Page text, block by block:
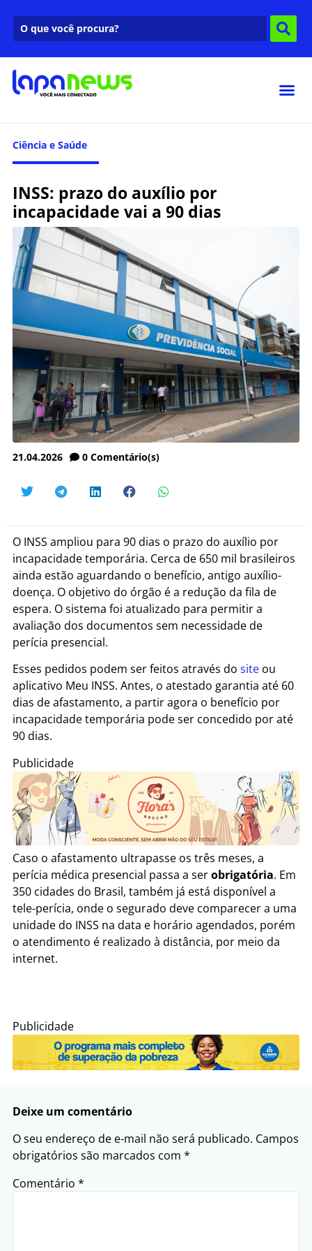
Ciência e Saúde
INSS: prazo do auxílio por
incapacidade vai a 90 dias
21.04.2026 0 Comentário(s)
O INSS ampliou para 90 dias o prazo do auxílio por
incapacidade temporária. Cerca de 650 mil brasileiros
ainda estão aguardando o benefício, antigo auxílio-
doença. O objetivo do órgão é a redução da fila de
espera. O sistema foi atualizado para permitir a
avaliação dos documentos sem necessidade de
perícia presencial.
Esses pedidos podem ser feitos através do site ou
aplicativo Meu INSS. Antes, o atestado garantia até 60
dias de afastamento, a partir agora o benefício por
incapacidade temporária pode ser concedido por até
90 dias.
Publicidade
Caso o afastamento ultrapasse os três meses, a
perícia médica presencial passa a serobrigatória. Em
350 cidades do Brasil, também já está disponível a
tele-perícia, onde o segurado deve comparecer a uma
unidade do INSS na data e horário agendados, porém
o atendimento é realizado à distância, por meio da
internet.
Publicidade
Deixe um comentário
O seu endereço de e-mail não será publicado. Campos
obrigatórios são marcados com *
Comentário *